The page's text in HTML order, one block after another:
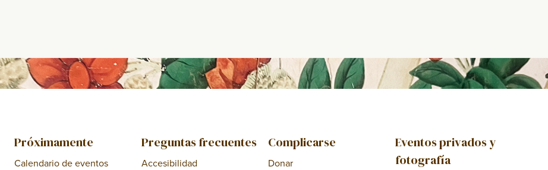
Próximamente
Calendario de eventos
Preguntas frecuentes
Accesibilidad
Complicarse
Donar
Eventos privados y
fotografía